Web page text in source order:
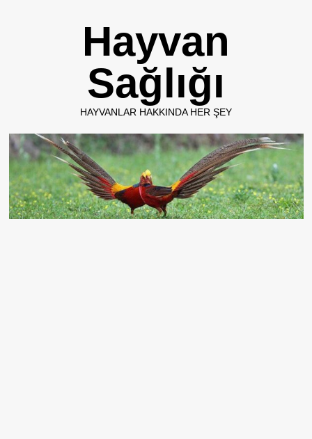
Hayvan
Sağlığı
HAYVANLAR HAKKINDA HER ŞEY